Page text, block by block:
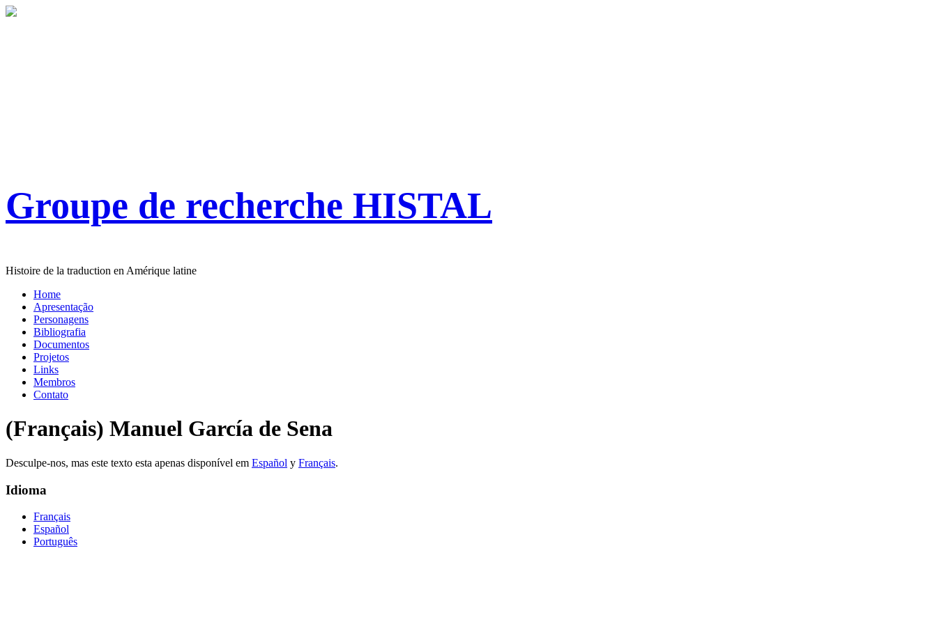
Groupe de recherche HISTAL
Histoire de la traduction en Amérique latine
Home
Apresentação
Personagens
Bibliografia
Documentos
Projetos
Links
Membros
Contato
(Français) Manuel García de Sena
Desculpe-nos, mas este texto esta apenas disponível em Español y Français.
Idioma
Français
Español
Português